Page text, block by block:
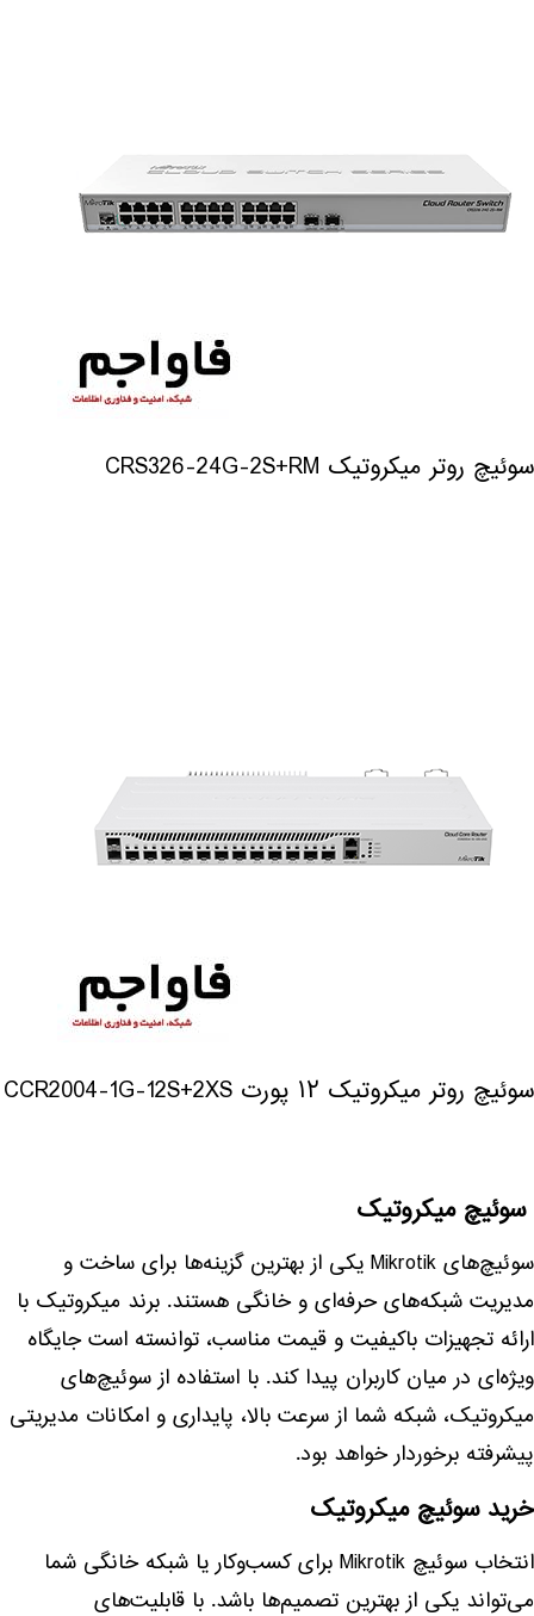
سوئیچ روتر میکروتیک CRS326-24G-2S+RM
سوئیچ روتر میکروتیک ۱۲ پورت CCR2004-1G-12S+2XS
سوئیچ‌ میکروتیک
سوئیچ‌های Mikrotik یکی از بهترین گزینه‌ها برای ساخت و
مدیریت شبکه‌های حرفه‌ای و خانگی هستند. برند میکروتیک با
ارائه تجهیزات باکیفیت و قیمت مناسب، توانسته است جایگاه
ویژه‌ای در میان کاربران پیدا کند. با استفاده از سوئیچ‌های
میکروتیک، شبکه شما از سرعت بالا، پایداری و امکانات مدیریتی
پیشرفته برخوردار خواهد بود.
خرید سوئیچ میکروتیک
انتخاب سوئیچ Mikrotik برای کسب‌وکار یا شبکه خانگی شما
می‌تواند یکی از بهترین تصمیم‌ها باشد. با قابلیت‌های